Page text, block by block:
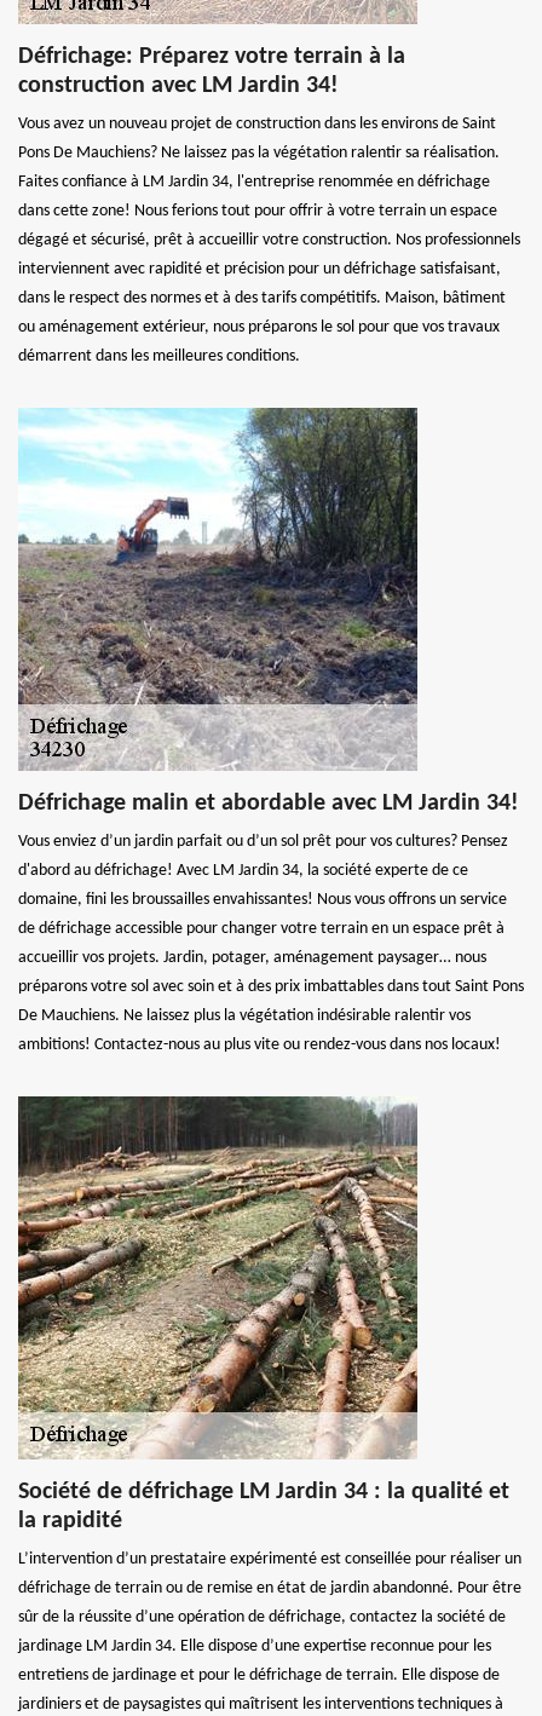
Défrichage: Préparez votre terrain à la
construction avec LM Jardin 34!
Vous avez un nouveau projet de construction dans les environs de Saint
Pons De Mauchiens? Ne laissez pas la végétation ralentir sa réalisation.
Faites confiance à LM Jardin 34, l'entreprise renommée en défrichage
dans cette zone! Nous ferions tout pour offrir à votre terrain un espace
dégagé et sécurisé, prêt à accueillir votre construction. Nos professionnels
interviennent avec rapidité et précision pour un défrichage satisfaisant,
dans le respect des normes et à des tarifs compétitifs. Maison, bâtiment
ou aménagement extérieur, nous préparons le sol pour que vos travaux
démarrent dans les meilleures conditions.
Défrichage malin et abordable avec LM Jardin 34!
Vous enviez d’un jardin parfait ou d’un sol prêt pour vos cultures? Pensez
d'abord au défrichage! Avec LM Jardin 34, la société experte de ce
domaine, fini les broussailles envahissantes! Nous vous offrons un service
de défrichage accessible pour changer votre terrain en un espace prêt à
accueillir vos projets. Jardin, potager, aménagement paysager… nous
préparons votre sol avec soin et à des prix imbattables dans tout Saint Pons
De Mauchiens. Ne laissez plus la végétation indésirable ralentir vos
ambitions! Contactez-nous au plus vite ou rendez-vous dans nos locaux!
Société de défrichage LM Jardin 34 : la qualité et
la rapidité
L’intervention d’un prestataire expérimenté est conseillée pour réaliser un
défrichage de terrain ou de remise en état de jardin abandonné. Pour être
sûr de la réussite d’une opération de défrichage, contactez la société de
jardinage LM Jardin 34. Elle dispose d’une expertise reconnue pour les
entretiens de jardinage et pour le défrichage de terrain. Elle dispose de
jardiniers et de paysagistes qui maîtrisent les interventions techniques à